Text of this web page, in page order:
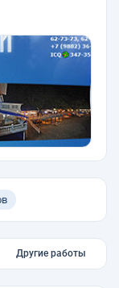
Другие работы